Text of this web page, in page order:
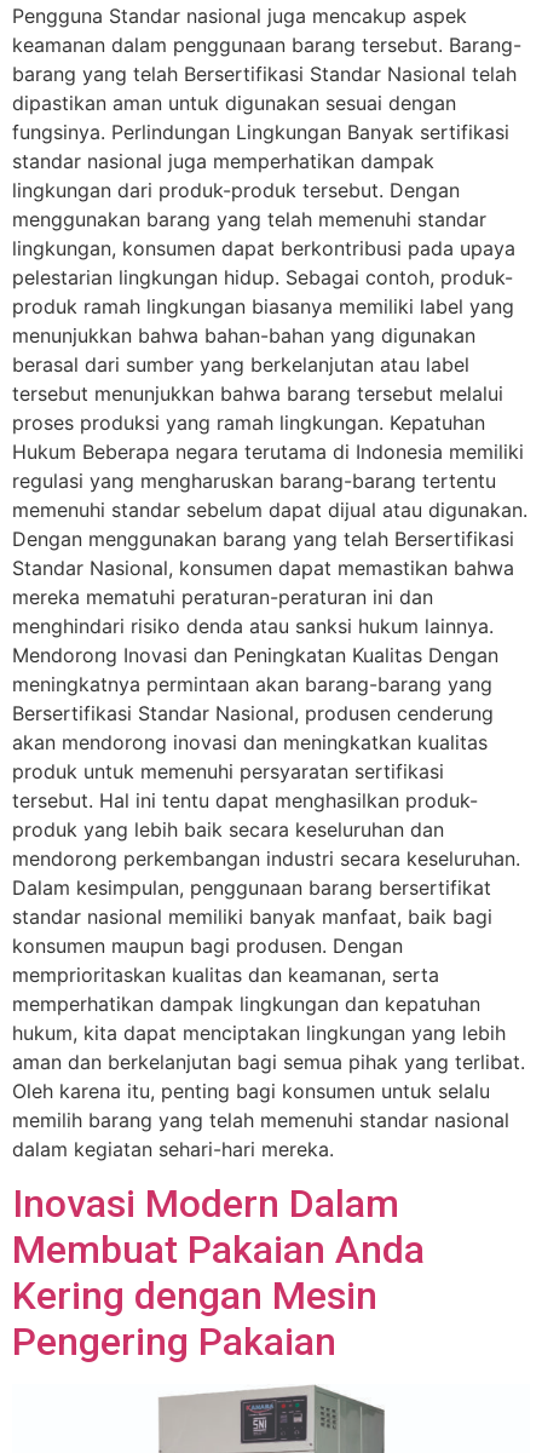
Pengguna Standar nasional juga mencakup aspek
keamanan dalam penggunaan barang tersebut. Barang-
barang yang telah Bersertifikasi Standar Nasional telah
dipastikan aman untuk digunakan sesuai dengan
fungsinya. Perlindungan Lingkungan Banyak sertifikasi
standar nasional juga memperhatikan dampak
lingkungan dari produk-produk tersebut. Dengan
menggunakan barang yang telah memenuhi standar
lingkungan, konsumen dapat berkontribusi pada upaya
pelestarian lingkungan hidup. Sebagai contoh, produk-
produk ramah lingkungan biasanya memiliki label yang
menunjukkan bahwa bahan-bahan yang digunakan
berasal dari sumber yang berkelanjutan atau label
tersebut menunjukkan bahwa barang tersebut melalui
proses produksi yang ramah lingkungan. Kepatuhan
Hukum Beberapa negara terutama di Indonesia memiliki
regulasi yang mengharuskan barang-barang tertentu
memenuhi standar sebelum dapat dijual atau digunakan.
Dengan menggunakan barang yang telah Bersertifikasi
Standar Nasional, konsumen dapat memastikan bahwa
mereka mematuhi peraturan-peraturan ini dan
menghindari risiko denda atau sanksi hukum lainnya.
Mendorong Inovasi dan Peningkatan Kualitas Dengan
meningkatnya permintaan akan barang-barang yang
Bersertifikasi Standar Nasional, produsen cenderung
akan mendorong inovasi dan meningkatkan kualitas
produk untuk memenuhi persyaratan sertifikasi
tersebut. Hal ini tentu dapat menghasilkan produk-
produk yang lebih baik secara keseluruhan dan
mendorong perkembangan industri secara keseluruhan.
Dalam kesimpulan, penggunaan barang bersertifikat
standar nasional memiliki banyak manfaat, baik bagi
konsumen maupun bagi produsen. Dengan
memprioritaskan kualitas dan keamanan, serta
memperhatikan dampak lingkungan dan kepatuhan
hukum, kita dapat menciptakan lingkungan yang lebih
aman dan berkelanjutan bagi semua pihak yang terlibat.
Oleh karena itu, penting bagi konsumen untuk selalu
memilih barang yang telah memenuhi standar nasional
dalam kegiatan sehari-hari mereka.
Inovasi Modern Dalam
Membuat Pakaian Anda
Kering dengan Mesin
Pengering Pakaian